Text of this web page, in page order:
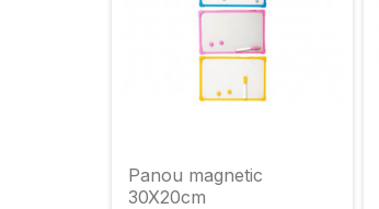
Panou magnetic
30X20cm